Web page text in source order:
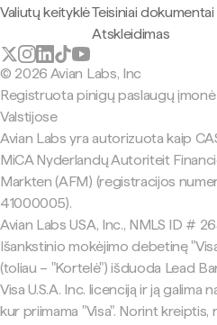
Valiutų keityklėTeisiniai dokumentai
Atskleidimas
© 2026 Avian Labs, Inc
Registruota pinigų paslaugų
Valstijose
Avian Labs yra autorizuota kaip
MiCA Nyderlandų Autoriteit
Markten (AFM) (registracijos
41000005).
Avian Labs USA, Inc., NMLS ID #
Išankstinio mokėjimo debetinę
(toliau – "Kortelė") išduoda Lead
Visa U.S.A. Inc. licenciją ir ją galima
kur priimama "Visa". Norint kreiptis,